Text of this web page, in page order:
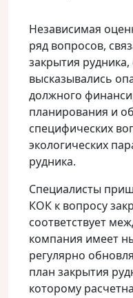
Независимая
ряд вопросов,
закрытия
высказывались
должного
планирования и
специфических
экологических
рудника.
Специалисты
КОК к вопросу
соответствует
компания имеет
регулярно
план закрытия
которому